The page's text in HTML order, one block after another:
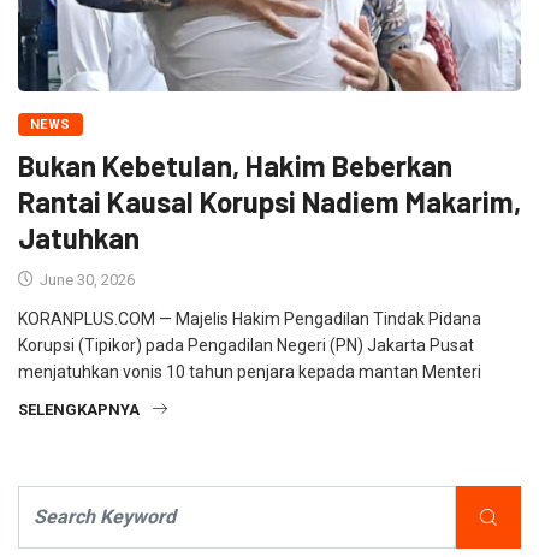
NEWS
Bukan Kebetulan, Hakim Beberkan
Rantai Kausal Korupsi Nadiem Makarim,
Jatuhkan
June 30, 2026
KORANPLUS.COM — Majelis Hakim Pengadilan Tindak Pidana
Korupsi (Tipikor) pada Pengadilan Negeri (PN) Jakarta Pusat
menjatuhkan vonis 10 tahun penjara kepada mantan Menteri
SELENGKAPNYA